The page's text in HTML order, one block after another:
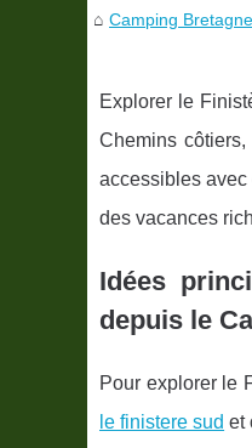
Camping
Explorer le
Chemins
accessibles
des vacances
Idées
depuis le
Pour explorer le
le finistere sud et